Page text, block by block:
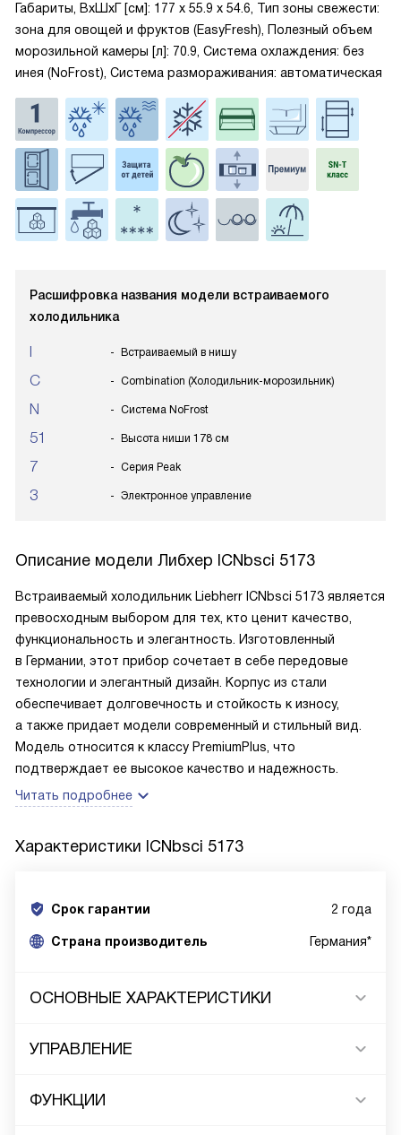
Габариты, ВxШxГ [см]: 177 х 55.9 х 54.6, Тип зоны свежести:
зона для овощей и фруктов (EasyFresh), Полезный объем
морозильной камеры [л]: 70.9, Система охлаждения: без
инея (NoFrost), Система размораживания: автоматическая
Расшифровка названия модели встраиваемого
холодильника
I Встраиваемый в нишу
C Combination (Холодильник-морозильник)
N Система NoFrost
51 Высота ниши 178 см
7 Серия Peak
3 Электронное управление
Описание модели Либхер ICNbsci 5173
Встраиваемый холодильник Liebherr ICNbsci 5173 является
превосходным выбором для тех, кто ценит качество,
функциональность и элегантность. Изготовленный
в Германии, этот прибор сочетает в себе передовые
технологии и элегантный дизайн. Корпус из стали
обеспечивает долговечность и стойкость к износу,
а также придает модели современный и стильный вид.
Модель относится к классу PremiumPlus, что
подтверждает ее высокое качество и надежность.
Читать подробнее
Характеристики ICNbsci 5173
Срок гарантии 2 года
Cтрана производитель Германия*
ОСНОВНЫЕ ХАРАКТЕРИСТИКИ
УПРАВЛЕНИЕ
ФУНКЦИИ